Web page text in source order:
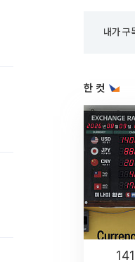
내가 구
한 컷